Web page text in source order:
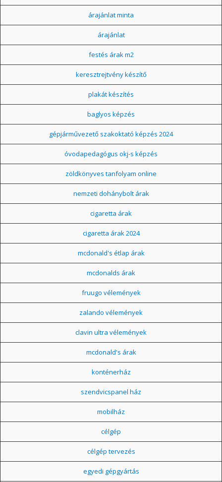
árajánlat minta
árajánlat
festés árak m2
keresztrejtvény készítő
plakát készítés
baglyos képzés
gépjárművezető szakoktató képzés 2024
óvodapedagógus okj-s képzés
zöldkönyves tanfolyam online
nemzeti dohánybolt árak
cigaretta árak
cigaretta árak 2024
mcdonald's étlap árak
mcdonalds árak
fruugo vélemények
zalando vélemények
clavin ultra vélemények
mcdonald's árak
konténerház
szendvicspanel ház
mobilház
célgép
célgép tervezés
egyedi gépgyártás